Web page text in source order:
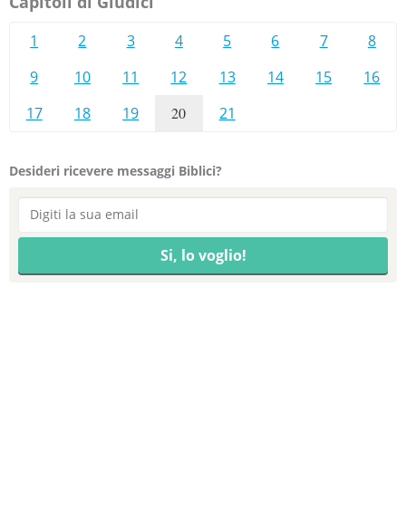
1 2 3 4 5 6 7
8
9
10 11 12 13 14 15
16
17
18 19 20 21
Desideri ricevere messaggi Biblici?